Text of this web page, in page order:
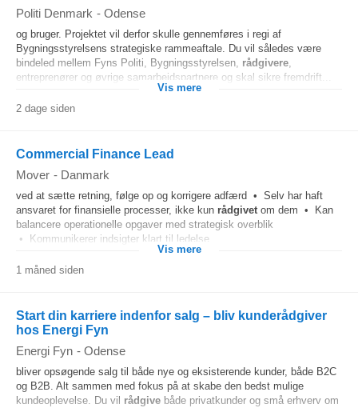
Politi Denmark - Odense
og bruger. Projektet vil derfor skulle gennemføres i regi af
Bygningsstyrelsens strategiske rammeaftale. Du vil således være
bindeled mellem Fyns Politi, Bygningsstyrelsen, rådgivere,
entreprenører og øvrige samarbejdspartnere og skal sikre fremdrift...
Vis mere
2 dage siden
Commercial Finance Lead
Mover - Danmark
ved at sætte retning, følge op og korrigere adfærd • Selv har haft
ansvaret for finansielle processer, ikke kun rådgivet om dem • Kan
balancere operationelle opgaver med strategisk overblik
• Kommunikerer indsigter klart til ledelse...
Vis mere
1 måned siden
Start din karriere indenfor salg – bliv kunderådgiver
hos Energi Fyn
Energi Fyn - Odense
bliver opsøgende salg til både nye og eksisterende kunder, både B2C
og B2B. Alt sammen med fokus på at skabe den bedst mulige
kundeoplevelse. Du vil rådgive både privatkunder og små erhverv om